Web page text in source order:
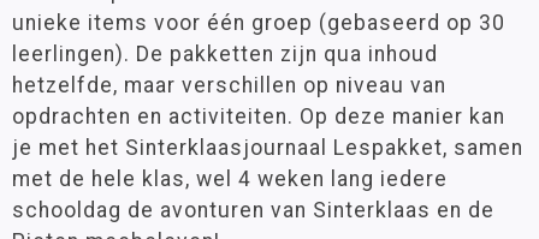
unieke items voor één groep (gebaseerd op 30
leerlingen). De pakketten zijn qua inhoud
hetzelfde, maar verschillen op niveau van
opdrachten en activiteiten. Op deze manier kan
je met het Sinterklaasjournaal Lespakket, samen
met de hele klas, wel 4 weken lang iedere
schooldag de avonturen van Sinterklaas en de